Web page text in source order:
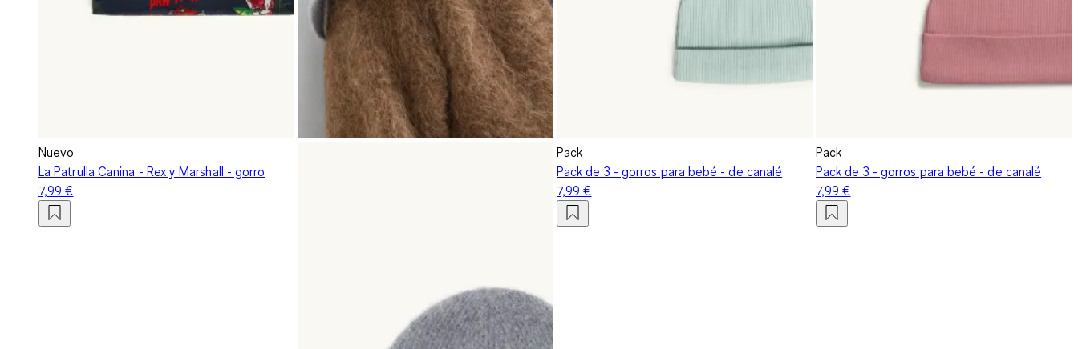
Nuevo
La Patrulla Canina - Rex y Marshall - gorro
7,99 €
Pack
Pack de 3 - gorros para bebé - de canalé
7,99 €
Pack
Pack de 3 - gorros para bebé - de canalé
7,99 €